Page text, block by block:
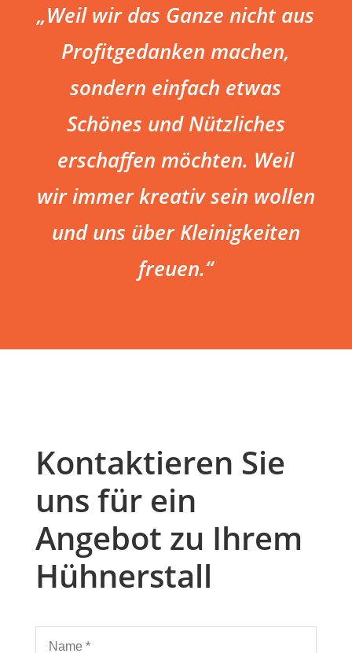
„Weil wir das Ganze nicht aus
Profitgedanken machen,
sondern einfach etwas
Schönes und Nützliches
erschaffen möchten. Weil
wirimmer kreativsein wollen
und uns über Kleinigkeiten
freuen.“
Kontaktieren Sie
uns für ein
Angebot zu Ihrem
Hühnerstall